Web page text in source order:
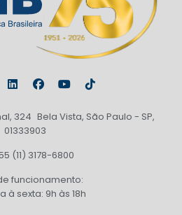
324 Bela Vista, São Paulo - SP,
01333903
(11) 3178-6800
funcionamento:
à sexta: 9h às 18h